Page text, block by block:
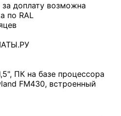
доплату возможна
по RAL
ПК на базе процессора
FM430, встроенный